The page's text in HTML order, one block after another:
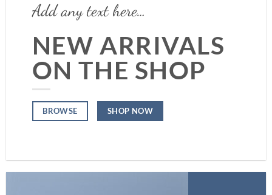
Add any text here…
NEW ARRIVALS
ON THE SHOP
BROWSE SHOP NOW